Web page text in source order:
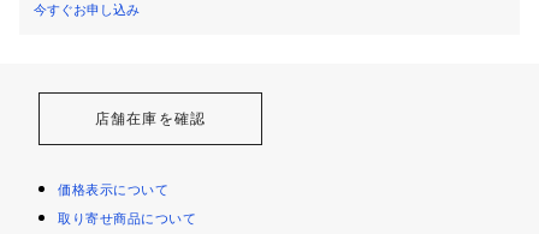
今すぐお申し込み
店舗在庫を確認
価格表示について
取り寄せ商品について